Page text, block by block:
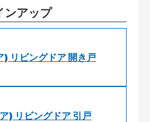
ンアップ
リビングドア 開き戸
) リビングドア 引戸